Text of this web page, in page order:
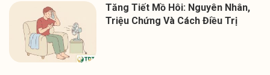
Tăng Tiết Mồ Hôi: Nguyên Nhân,
Triệu Chứng Và Cách Điều Trị